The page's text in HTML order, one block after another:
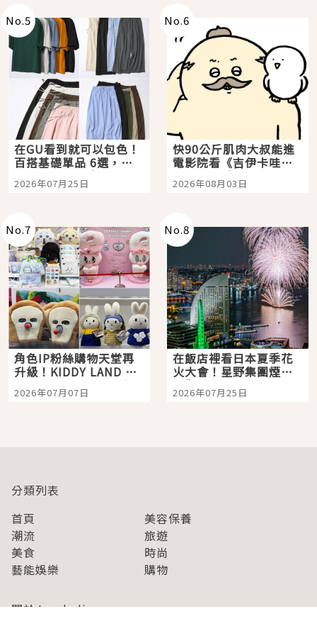
No.5
在GU看到就可以包色！
百搭基礎單品 6選，閉
眼全收也不心疼
2026年07月25日
No.6
快90公斤肌肉大叔能進
電影院看《吉伊卡哇》
嗎？日本重金屬樂團
「打首」會長與nagano
2026年08月03日
No.7
角色IP粉絲購物天堂再
升級！KIDDY LAND 原
宿店吉伊卡哇迎客，新
開幕 OMOKADO 店3分
2026年07月07日
No.8
在飯店裡看日本夏季花
火大會！星野集團煙火
景觀飯店6選，讓你不用
人擠人悠閒欣賞
2026年07月25日
分類列表
首頁
美容保養
潮流
旅遊
美食
時尚
藝能娛樂
購物
關於Japaholic